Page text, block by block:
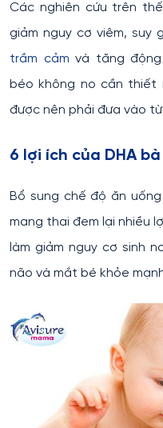
Các nghiên cứu trên
giảm nguy cơ viêm, suy
trầm cảm và tăng động
béo không no cần
được nên phải đưa vào
6 lợi ích của DHA
Bổ sung chế độ ăn
mang thai đem lại nhiều
làm giảm nguy cơ sinh
não và mắt bé khỏe